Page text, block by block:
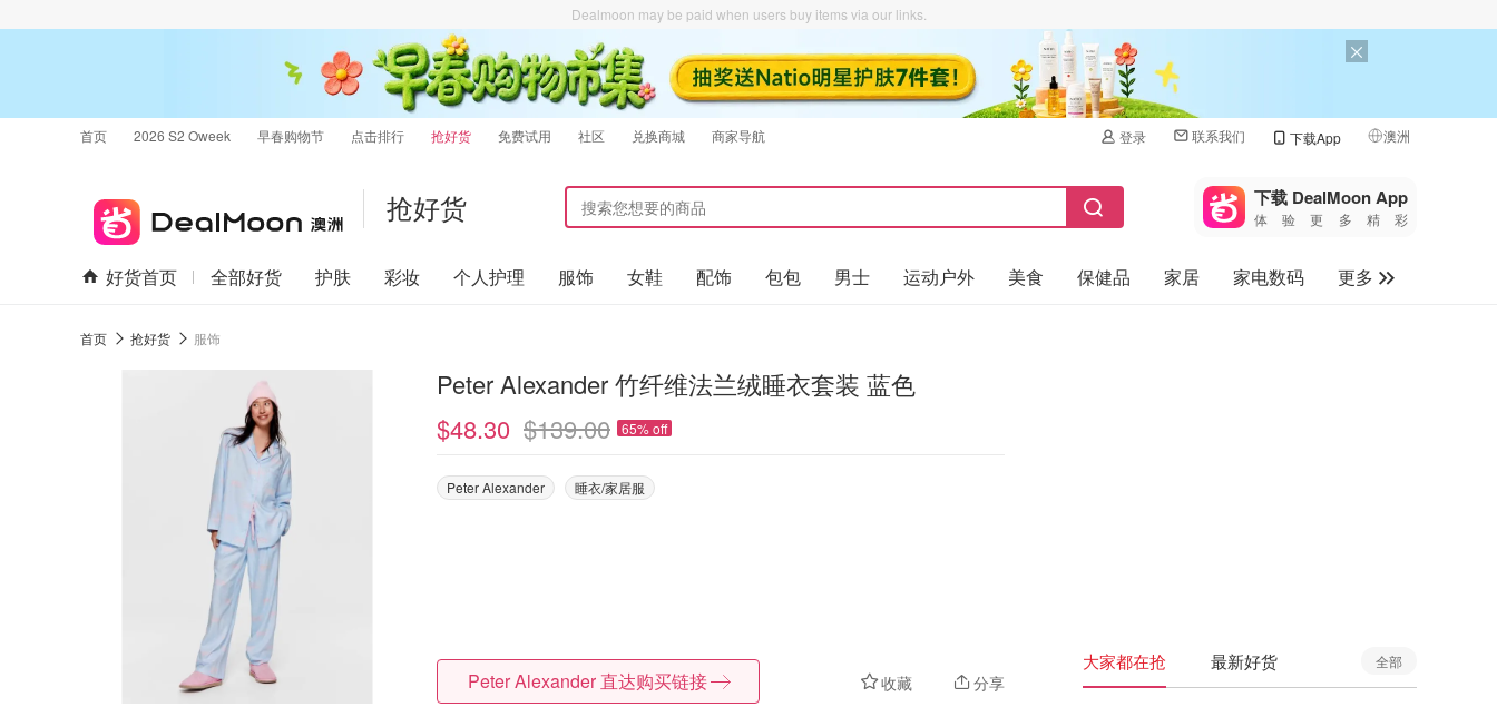
Dealmoon may be paid when users buy items via our links.
首页 2026 S2 Oweek 早春购物节 点击排行 抢好货 免费试用 社区 兑换商城 商家导航 登录 联系我们 下载App 澳洲
🇺🇸
🇨🇳 中国
🇨🇦加拿大
抢好货 下载 DealMoon App
体验更多精彩
好货首页 全部好货 护肤 彩妆 个人护理 服饰 女鞋 配饰 包包 男士 运动户外 美食 保健品 家居 家电数码
更多
首页 抢好货 服饰
Peter Alexander 竹纤维法兰绒睡衣套装 蓝色
$48.30 $139.00 65% off
Peter Alexander 睡衣/家居服
收藏 分享
Peter Alexander 直达购买链接
大家都在抢 最新好货 全部